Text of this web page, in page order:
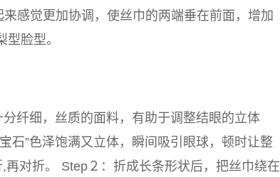
感觉更加协调，使丝巾的两端垂在前面，增加
脸型。
纤细，丝质的面料，有助于调整结眼的立体
石”色泽饱满又立体，瞬间吸引眼球，顿时让整
对折。 Step２：折成长条形状后，把丝巾绕在